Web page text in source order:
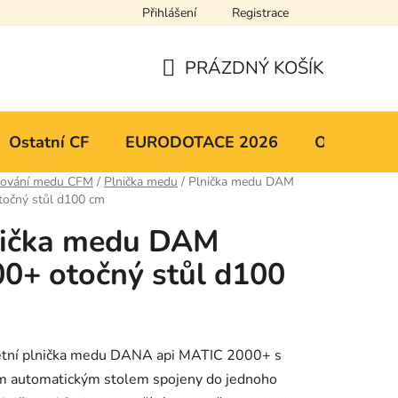
Mapa serveru
Přihlášení Registrace
KOŠÍK
PRÁZDNÝ KOŠÍK
Ostatní CF EURODOTACE 2026 Obchodní
medu CFM / Plnička medu / Plnička medu DAM
stůl d100 cm
medu DAM
otočný stůl d100
plnička medu DANA api MATIC 2000+ s
automatickým stolem spojeny do jednoho